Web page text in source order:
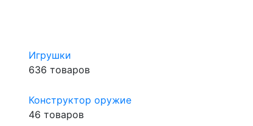
Игрушки
636 товаров
Конструктор оружие
46 товаров